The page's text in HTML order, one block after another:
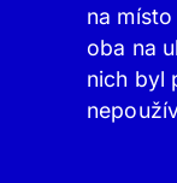
na
oba na
nich byl